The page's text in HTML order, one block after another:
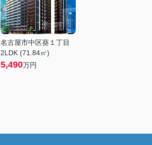
名古屋市中区葵１丁目
2LDK (71.84㎡)
5,490万円